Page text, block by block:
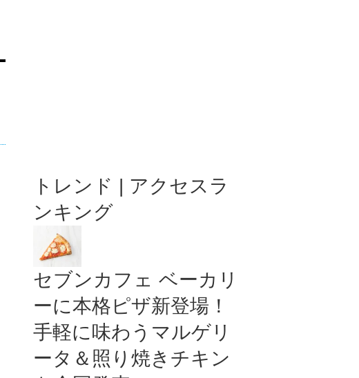
トレンド | アクセスラ
ンキング
セブンカフェ ベーカリ
ーに本格ピザ新登場！
手軽に味わうマルゲリ
ータ＆照り焼きチキン